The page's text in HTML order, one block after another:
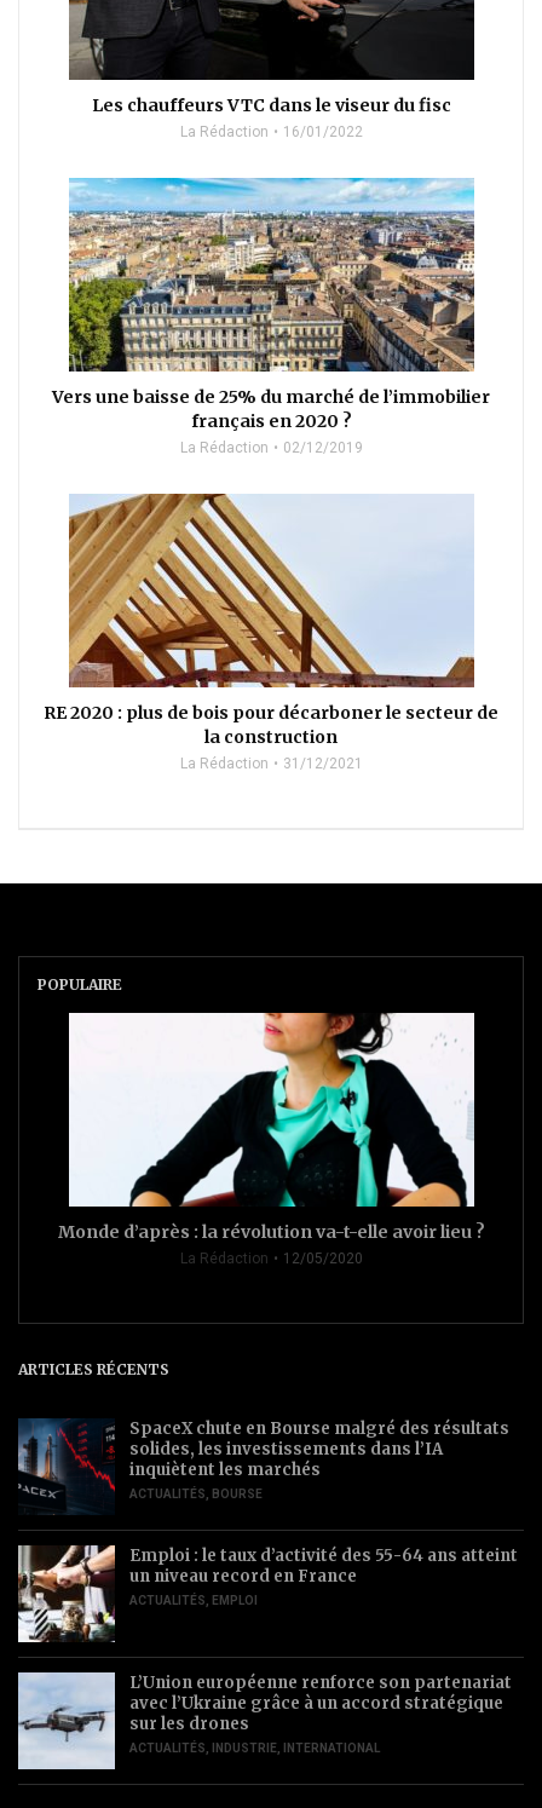
Les chauffeurs VTC dans le viseur du fisc
La Rédaction 16/01/2022
Vers une baisse de 25% du marché de l’immobilier
français en 2020 ?
La Rédaction 02/12/2019
RE 2020 : plus de bois pour décarboner le secteur de
la construction
La Rédaction 31/12/2021
POPULAIRE
Monde d’après : la révolution va-t-elle avoir lieu ?
La Rédaction 12/05/2020
ARTICLES RÉCENTS
SpaceX chute en Bourse malgré des résultats
solides, les investissements dans l’IA
inquiètent les marchés
ACTUALITÉS BOURSE
Emploi : le taux d’activité des 55-64 ans atteint
un niveau record en France
ACTUALITÉS EMPLOI
L’Union européenne renforce son partenariat
avec l’Ukraine grâce à un accord stratégique
sur les drones
ACTUALITÉS INDUSTRIE INTERNATIONAL